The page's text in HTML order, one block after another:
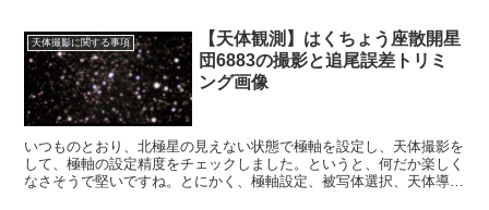
天体撮影に関する事項
【天体観測】はくちょう座散開星
団6883の撮影と追尾誤差トリミ
ング画像
いつものとおり、北極星の見えない状態で極軸を設定し、天体撮影を
して、極軸の設定精度をチェックしました。というと、何だか楽しく
なさそうで堅いですね。とにかく、極軸設定、被写体選択、天体導